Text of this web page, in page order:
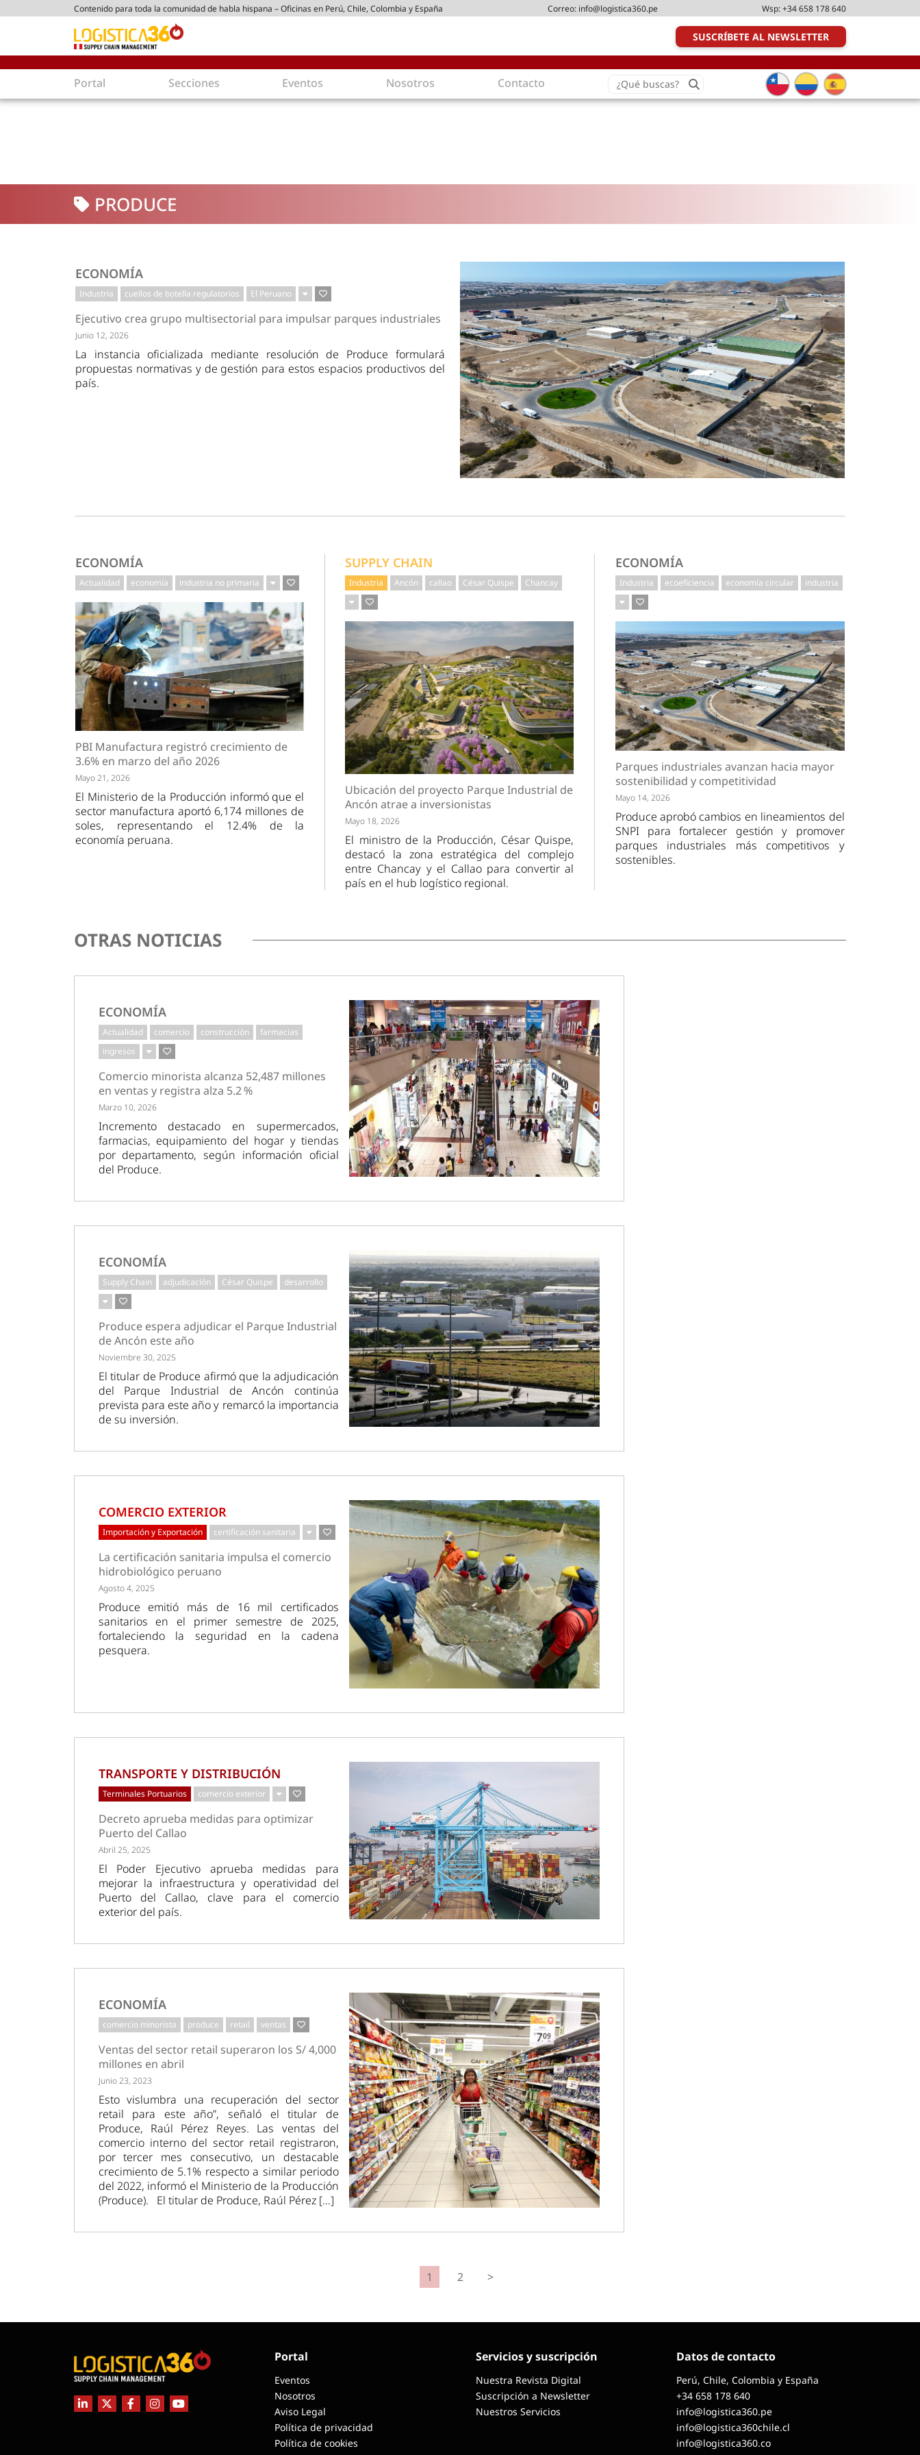
Contenido para toda la comunidad de habla hispana – Oficinas en Perú, Chile, Colombia y España Correo: info@logistica360.pe Wsp:+34 658 178 640
SUSCRÍBETE AL NEWSLETTER
Portal Secciones
Comercio Exterior
Tecnologías
Tendencias
Estrategias
Inversiones
Actualidad
Minería
Eventos Nosotros Contacto Search
for:
PRODUCE
ECONOMÍA
Industria cuellos de botella regulatorios El Peruano
Ejecutivo crea grupo multisectorial para impulsar parques industriales
Junio 12, 2026
La instancia oficializada mediante resolución de Produce formulará
propuestas normativas y de gestión para estos espacios productivos del
país.
ECONOMÍA
Actualidad economía industria no primaria
PBI Manufactura registró crecimiento de
3.6% en marzo del año 2026
Mayo 21, 2026
El Ministerio de la Producción informó que el
sector manufactura aportó 6,174 millones de
soles, representando el 12.4% de la
economía peruana.
SUPPLY CHAIN
Industria Ancón callao César Quispe Chancay
Ubicación del proyecto Parque Industrial de
Ancón atrae a inversionistas
Mayo 18, 2026
El ministro de la Producción, César Quispe,
destacó la zona estratégica del complejo
entre Chancay y el Callao para convertir al
país en el hub logístico regional.
ECONOMÍA
Industria ecoeficiencia economía circular industria
Parques industriales avanzan hacia mayor
sostenibilidad y competitividad
Mayo 14, 2026
Produce aprobó cambios en lineamientos del
SNPI para fortalecer gestión y promover
parques industriales más competitivos y
sostenibles.
OTRAS NOTICIAS
ECONOMÍA
Actualidad comercio construcción
farmacias
ingresos
Comercio minorista alcanza 52,487 millones
en ventas y registra alza 5.2 %
Marzo 10, 2026
Incremento destacado en supermercados,
farmacias, equipamiento del hogar y tiendas
por departamento, según información oficial
del Produce.
ECONOMÍA
Supply Chain adjudicación César Quispe desarrollo
Produce espera adjudicar el Parque Industrial
de Ancón este año
Noviembre 30, 2025
El titular de Produce afirmó que la adjudicación
del Parque Industrial de Ancón continúa
prevista para este año y remarcó la importancia
de su inversión.
COMERCIO EXTERIOR
Importación y Exportación certificación sanitaria
La certificación sanitaria impulsa el comercio
hidrobiológico peruano
Agosto 4, 2025
Produce emitió más de 16 mil certificados
sanitarios en el primer semestre de 2025,
fortaleciendo la seguridad en la cadena
pesquera.
TRANSPORTE Y DISTRIBUCIÓN
Terminales Portuarios comercio exterior
Decreto aprueba medidas para optimizar
Puerto del Callao
Abril 25, 2025
El Poder Ejecutivo aprueba medidas para
mejorar la infraestructura y operatividad del
Puerto del Callao, clave para el comercio
exterior del país.
ECONOMÍA
comercio minorista produce retail ventas
Ventas del sector retail superaron los S/ 4,000
millones en abril
Junio 23, 2023
Esto vislumbra una recuperación del sector
retail para este año”, señaló el titular de
Produce, Raúl Pérez Reyes. Las ventas del
comercio interno del sector retail registraron,
por tercer mes consecutivo, un destacable
crecimiento de 5.1% respecto a similar periodo
del 2022, informó el Ministerio de la Producción
(Produce). El titular de Produce, Raúl Pérez […]
1 2 >
Portal
Eventos
Nosotros
Aviso Legal
Política de privacidad
Política de cookies
Servicios y suscripción
Nuestra Revista Digital
Suscripción a Newsletter
Nuestros Servicios
Datos de contacto
Perú, Chile, Colombia y España
+34 658 178 640
info@logistica360.pe
info@logistica360chile.cl
info@logistica360.co